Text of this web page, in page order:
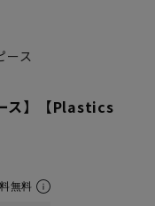
ース
ス】【Plastics
無料